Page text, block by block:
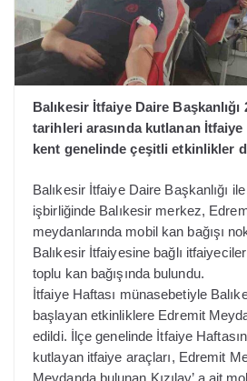
Balıkesir İtfaiye Daire
tarihleri arasında kutlanan İtfaiye
kent genelinde çeşitli etkinlikler
Balıkesir İtfaiye Daire Başkanlığı ile
işbirliğinde Balıkesir merkez,
meydanlarında mobil kan bağışı
Balıkesir İtfaiyesine bağlı
toplu kan bağışında bulundu.
İtfaiye Haftası münasebetiyle
başlayan etkinliklere Edremit
edildi. İlçe genelinde İtfaiye
kutlayan itfaiye araçları, Edremit
Meydanda bulunan Kızılay’ a ait